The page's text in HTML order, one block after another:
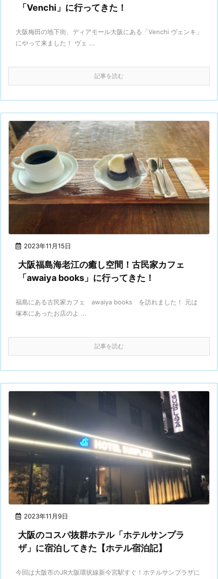
「Venchi」に行ってきた！
大阪梅田の地下街、ディアモール大阪にある「Venchi ヴェンキ」
にやって来ました！ ヴェ ...
記事を読む
2023年11月15日
大阪福島海老江の癒し空間！古民家カフェ
「awaiya books」に行ってきた！
福島にある古民家カフェ awaiya books を訪れました！ 元は
塚本にあったお店のよ ...
記事を読む
2023年11月9日
大阪のコスパ抜群ホテル「ホテルサンプラ
ザ」に宿泊してきた【ホテル宿泊記】
今回は大阪市のJR大阪環状線新今宮駅すぐ！ホテルサンプラザに